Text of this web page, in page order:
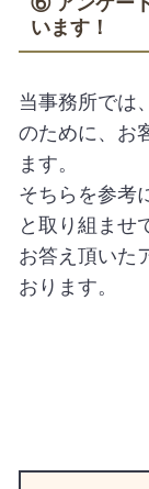
います！
当事務所では
のために、お
ます。
そちらを参考
と取り組ませ
お答え頂いた
おります。